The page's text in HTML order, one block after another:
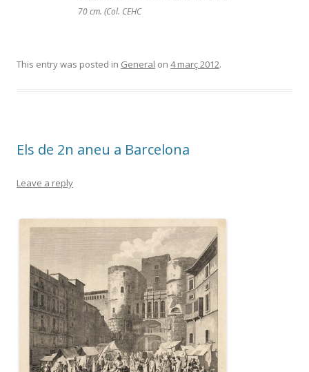
70 cm. (Col. CEHC
This entry was posted in General on 4 març 2012.
Els de 2n aneu a Barcelona
Leave a reply